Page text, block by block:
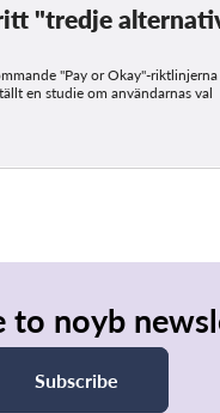
"tredje
"Pay or Okay"-
en studie om användarnas val
to noyb
Subscribe